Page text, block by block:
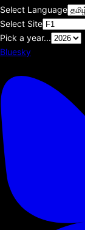
Select Language
Select Site
Pick a year...
Bluesky